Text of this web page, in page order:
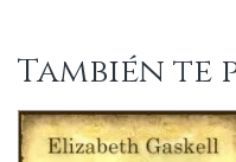
También te